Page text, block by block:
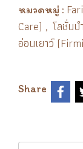
หมวดหมู่ :
Care) , โลชั่น
อ่อนเยาว์
Share